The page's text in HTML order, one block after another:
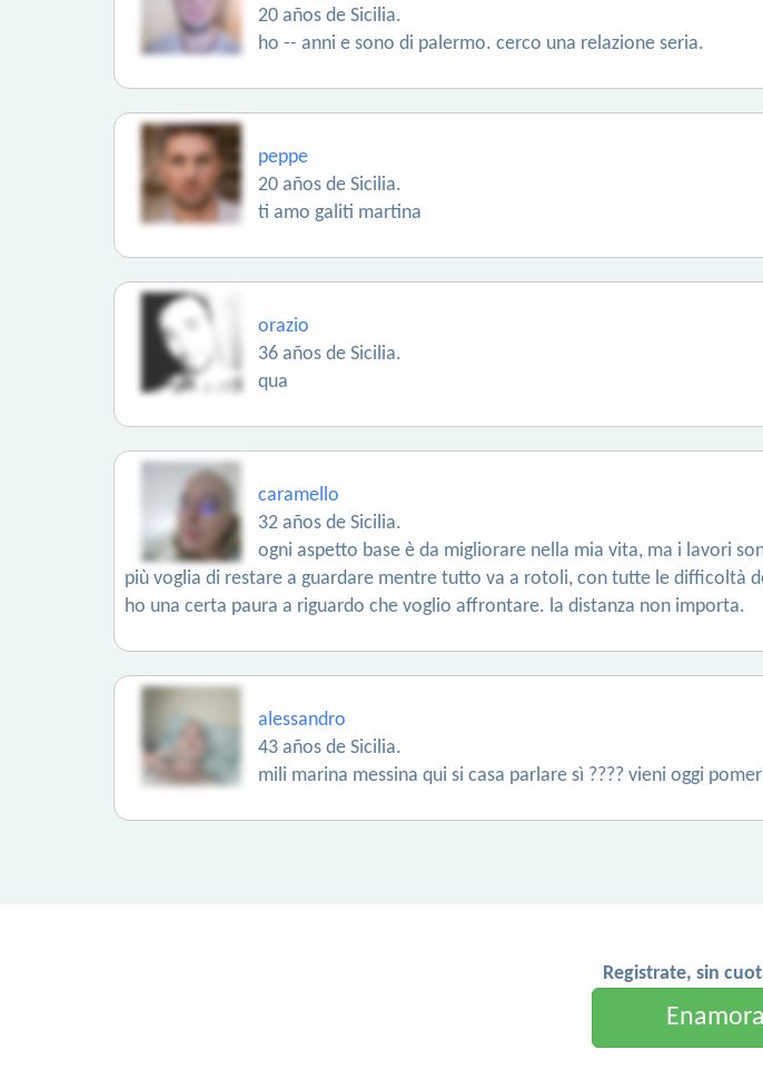
20 años de Sicilia.
ho -- anni e sono di palermo. cerco una relazione seria.
peppe
20 años de Sicilia.
ti amo galiti martina
orazio
36 años de Sicilia.
qua
caramello
32 años de Sicilia.
ogni aspetto base è da migliorare nella mia vita, ma i lavori
più voglia di restare a guardare mentre tutto va a rotoli, con tutte le difficoltà
ho una certa paura a riguardo che voglio affrontare. la distanza non importa.
alessandro
43 años de Sicilia.
mili marina messina qui si casa parlare sì ???? vieni oggi
Registrate, sin